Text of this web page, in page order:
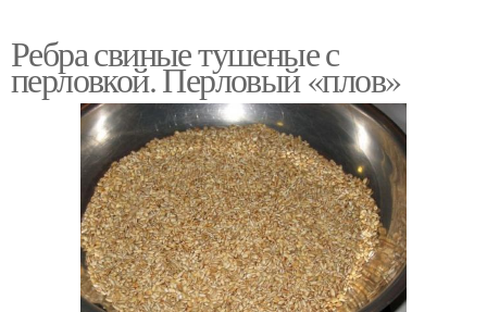
Ребра свиные тушеные с
перловкой. Перловый «плов»